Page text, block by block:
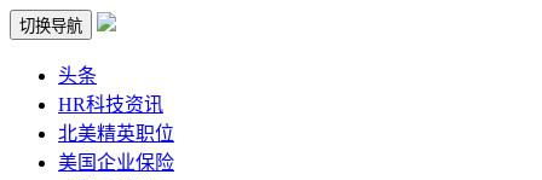
切换导航
头条
HR科技资讯
北美精英职位
美国企业保险